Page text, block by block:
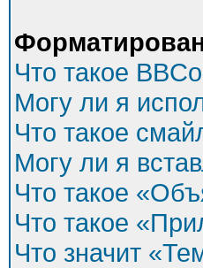
Что такое
Могу ли я
Что такое
Могу ли я
Что такое
Что такое
Что значит